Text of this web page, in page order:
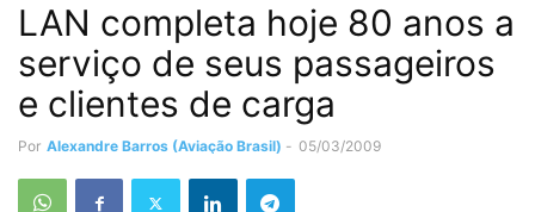
LAN completa hoje 80 anos a
serviço de seus passageiros
e clientes de carga
Por Alexandre Barros (Aviação Brasil) - 05/03/2009